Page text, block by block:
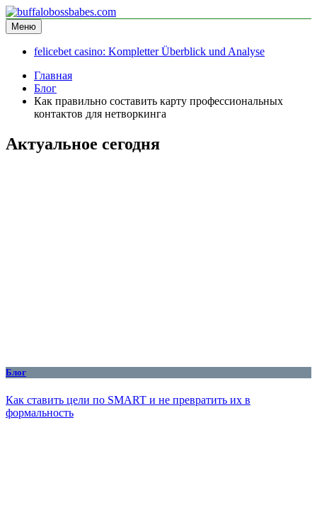
Перейти
к
содержимому
buffalobossbabes.com
информационный сайт
Меню
felicebet casino: Kompletter Überblick und Analyse
Главная
Блог
Как правильно составить карту профессиональных
контактов для нетворкинга
Актуальное сегодня
Блог
Как ставить цели по SMART и не превратить их в
формальность